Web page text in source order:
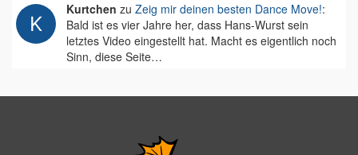
Kurtchen zu Zeig mir deinen besten Dance Move!:
Bald ist es vier Jahre her, dass Hans-Wurst sein
letztes Video eingestellt hat. Macht es eigentlich noch
Sinn, diese Seite…